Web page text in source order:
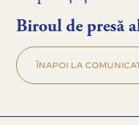
Biroul de presă
ÎNAPOI LA